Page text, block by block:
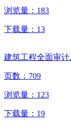
浏览量： 183
下载量： 13
建筑工程全面审
页数： 709
浏览量： 123
下载量： 19